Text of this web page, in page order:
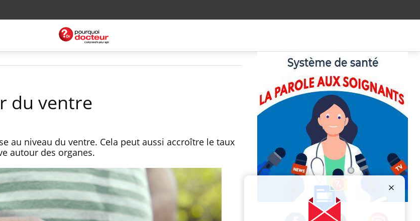
du ventre
au niveau du ventre. Cela peut aussi accroître le taux
autour des organes.